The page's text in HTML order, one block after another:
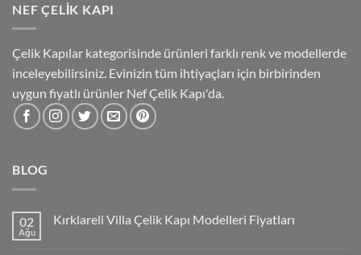
NEF ÇELIK KAPI
Çelik Kapılar kategorisinde ürünleri farklı renk ve modellerde
inceleyebilirsiniz. Evinizin tüm ihtiyaçları için birbirinden
uygun fiyatlı ürünler Nef Çelik Kapı'da.
BLOG
02
Ağu
Kırklareli Villa Çelik Kapı Modelleri Fiyatları